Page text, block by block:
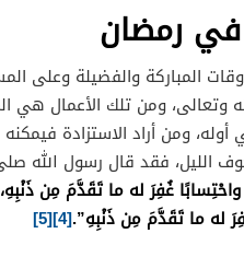
رمضان
المباركة والفضيلة وعلى
وتعالى، ومن تلك الأعمال هي
ومن أراد الاستزادة فيمكنه
الليل، فقد قال رسول الله
واحْتِسابًا غُفِرَ له ما تَقَدَّمَ مِن ذَنْبِهِ
له ما تَقَدَّمَ مِن ذَنْبِهِ”.[4]
[5]